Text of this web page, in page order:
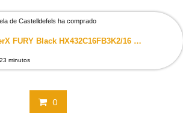
0
de Castelldefels ha comprado
HyperX FURY Black HX432C16FB3K2/16 Memoria RAM 16GB Kit*(2x8GB) 3200MHz DDR4 CL16 DIMM1Rx8
minutos